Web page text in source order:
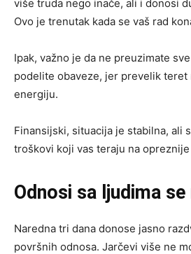
više truda nego inače, ali i donosi
Ovo je trenutak kada se vaš rad
Ipak, važno je da ne preuzimate
podelite obaveze, jer prevelik teret
energiju.
Finansijski, situacija je stabilna, ali
troškovi koji vas teraju na
Odnosi sa ljudima se
Naredna tri dana donose jasno
površnih odnosa. Jarčevi više ne